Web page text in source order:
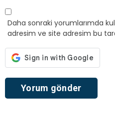
Daha sonraki yorumlarımda
adresim ve site adresim bu